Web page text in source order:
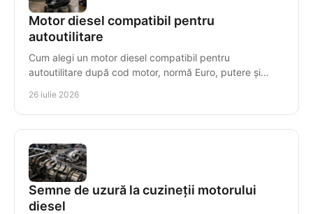
Motor diesel compatibil pentru
autoutilitare
Cum alegi un motor diesel compatibil pentru
autoutilitare după cod motor, normă Euro, putere și
staționare.
26 iulie 2026
Semne de uzură la cuzineții motorului
diesel